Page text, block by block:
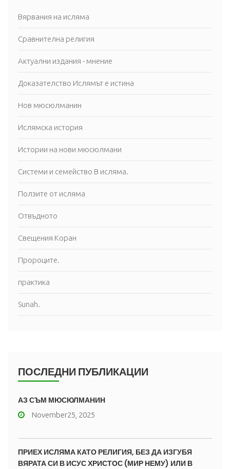
Вярвания на исляма
Сравнителна религия
Актуални издания - мнение
Доказателство Ислямът е истина
Нов мюсюлманин
Ислямска история
Истории на нови мюсюлмани
Системи и семейство В исляма.
Ползите от исляма
Отвъдното
Свещения Коран
Пророците.
практика
Sunah.
ПОСЛЕДНИ ПУБЛИКАЦИИ
АЗ СЪМ МЮСЮЛМАНИН
November25, 2025
ПРИЕХ ИСЛЯМА КАТО РЕЛИГИЯ, БЕЗ ДА ИЗГУБЯ
ВЯРАТА СИ В ИСУС ХРИСТОС (МИР НЕМУ) ИЛИ В